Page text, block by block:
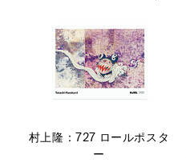
村上隆：727 ロールポスタ
ー